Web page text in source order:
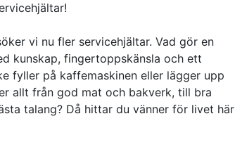
vi nu fler servicehjältar. Vad gör en
kunskap, fingertoppskänsla och ett
fyller på kaffemaskinen eller lägger upp
allt från god mat och bakverk, till bra
talang? Då hittar du vänner för livet här